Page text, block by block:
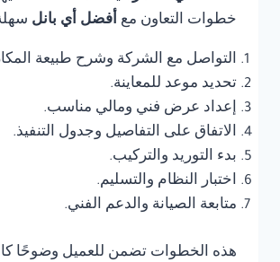
خطوات التعاون مع أفضل أي بانل
التواصل مع الشركة وشرح طبيعة
تحديد موعد للمعاينة.
إعداد عرض فني ومالي مناسب.
الاتفاق على التفاصيل وجدول التنفيذ.
بدء التوريد والتركيب.
اختبار النظام والتسليم.
متابعة الصيانة والدعم الفني.
هذه الخطوات تضمن للعميل وضوحًا